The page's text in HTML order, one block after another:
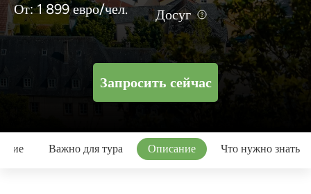
От: 1 899 евро/чел. Досуг
Запросить сейчас
Важно для тура Описание Что нужно знать